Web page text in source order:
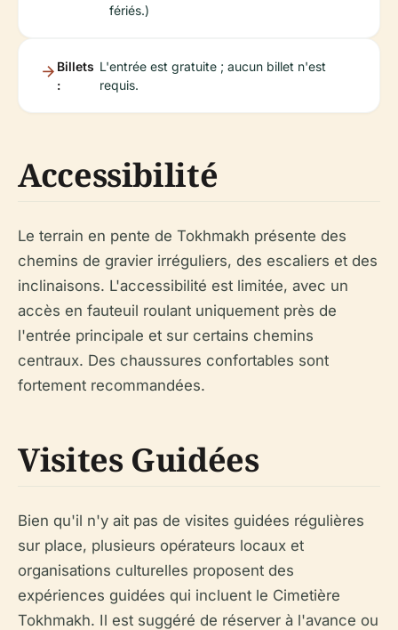
fériés.)
Billets
:
L'entrée est gratuite ; aucun billet n'est
requis.
Accessibilité
Le terrain en pente de Tokhmakh présente des
chemins de gravier irréguliers, des escaliers et des
inclinaisons. L'accessibilité est limitée, avec un
accès en fauteuil roulant uniquement près de
l'entrée principale et sur certains chemins
centraux. Des chaussures confortables sont
fortement recommandées.
Visites Guidées
Bien qu'il n'y ait pas de visites guidées régulières
sur place, plusieurs opérateurs locaux et
organisations culturelles proposent des
expériences guidées qui incluent le Cimetière
Tokhmakh. Il est suggéré de réserver à l'avance ou